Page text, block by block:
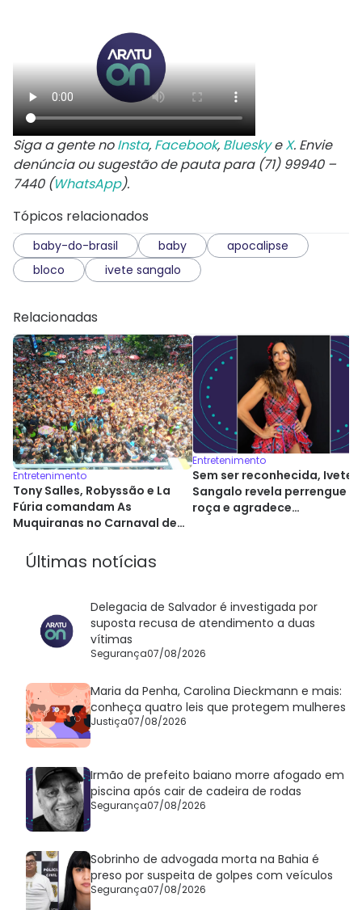
Siga a gente noInsta, Facebook, BlueskyeX. Envie
denúncia ou sugestão de pauta para (71) 99940 –
7440 (WhatsApp).
Tópicos relacionados
baby-do-brasil baby
apocalipse
bloco
ivete sangalo
Relacionadas
Entretenimento
Tony Salles, Robyssão e La
Fúria comandam As
Muquiranas no Carnaval de
Entretenimento
Sem ser reconhecida, Ivete
Sangalo revela perrengue
roça e agradece
Últimas notícias
Delegacia de Salvador é investigada por
suposta recusa de atendimento a duas
vítimas
Segurança07/08/2026
Maria da Penha, Carolina Dieckmann e mais:
conheça quatro leis que protegem mulheres
Justiça07/08/2026
Irmão de prefeito baiano morre afogado em
piscina após cair de cadeira de rodas
Segurança07/08/2026
Sobrinho de advogada morta na Bahia é
preso por suspeita de golpes com veículos
Segurança07/08/2026